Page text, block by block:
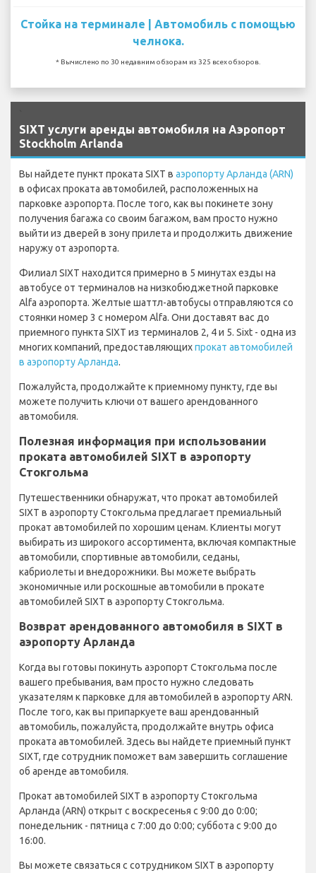
Стойка на терминале | Автомобиль с помощью
челнока.
* Вычислено по 30 недавним обзорам из 325 всех обзоров.
SIXT услуги аренды автомобиля на Аэропорт
Stockholm Arlanda
Вы найдете пункт проката SIXT в аэропорту Арланда (ARN)
в офисах проката автомобилей, расположенных на
парковке аэропорта. После того, как вы покинете зону
получения багажа со своим багажом, вам просто нужно
выйти из дверей в зону прилета и продолжить движение
наружу от аэропорта.
Филиал SIXT находится примерно в 5 минутах езды на
автобусе от терминалов на низкобюджетной парковке
Alfa аэропорта. Желтые шаттл-автобусы отправляются со
стоянки номер 3 с номером Alfa. Они доставят вас до
приемного пункта SIXT из терминалов 2, 4 и 5. Sixt - одна из
многих компаний, предоставляющихпрокат автомобилей
в аэропорту Арланда.
Пожалуйста, продолжайте к приемному пункту, где вы
можете получить ключи от вашего арендованного
автомобиля.
Полезная информация при использовании
проката автомобилей SIXT в аэропорту
Стокгольма
Путешественники обнаружат, что прокат автомобилей
SIXT в аэропорту Стокгольма предлагает премиальный
прокат автомобилей по хорошим ценам. Клиенты могут
выбирать из широкого ассортимента, включая компактные
автомобили, спортивные автомобили, седаны,
кабриолеты и внедорожники. Вы можете выбрать
экономичные или роскошные автомобили в прокате
автомобилей SIXT в аэропорту Стокгольма.
Возврат арендованного автомобиля в SIXT в
аэропорту Арланда
Когда вы готовы покинуть аэропорт Стокгольма после
вашего пребывания, вам просто нужно следовать
указателям к парковке для автомобилей в аэропорту ARN.
После того, как вы припаркуете ваш арендованный
автомобиль, пожалуйста, продолжайте внутрь офиса
проката автомобилей. Здесь вы найдете приемный пункт
SIXT, где сотрудник поможет вам завершить соглашение
об аренде автомобиля.
Прокат автомобилей SIXT в аэропорту Стокгольма
Арланда (ARN) открыт с воскресенья с 9:00 до 0:00;
понедельник - пятница с 7:00 до 0:00; суббота с 9:00 до
16:00.
Вы можете связаться с сотрудником SIXT в аэропорту